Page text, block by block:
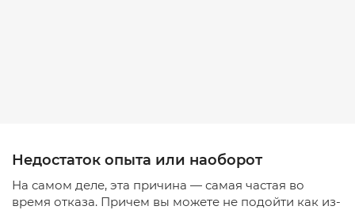
Недостаток опыта или наоборот
На самом деле, эта причина — самая частая во
время отказа. Причем вы можете не подойти как из-